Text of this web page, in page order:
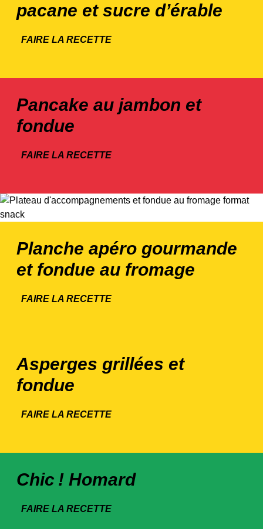
pacane et sucre d’érable
FAIRE LA RECETTE
Pancake au jambon et
fondue
FAIRE LA RECETTE
Planche apéro gourmande
et fondue au fromage
FAIRE LA RECETTE
Asperges grillées et
fondue
FAIRE LA RECETTE
Chic ! Homard
FAIRE LA RECETTE